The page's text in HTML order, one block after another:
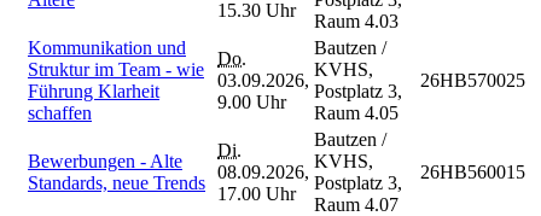
15.30 Uhr
Raum 4.03
Kommunikation und
Struktur im Team - wie
Führung Klarheit
schaffen
Do.
03.09.2026,
9.00 Uhr
Bautzen /
KVHS,
Postplatz 3,
Raum 4.05
26HB570025
Bewerbungen - Alte
Standards, neue Trends
Di.
08.09.2026,
17.00 Uhr
Bautzen /
KVHS,
Postplatz 3,
Raum 4.07
26HB560015